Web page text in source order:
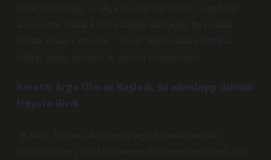
rahatça kullandığı ve sıkça duyduğu bir kelime, aslında bir
argo kelime olarak kabul edilebilir mi? Gelin, bu soruları
birlikte masaya yatırarak, “kerata” kelimesinin toplumsal
dildeki yerini, anlamını ve gücünü sorgulayalım.
Kerata: Argo Olarak Başladı, Sıradanlaşıp Günlük
Hayata Girdi
“Kerata” kelimesi, başlangıçta argo bir anlam taşıyan,
hoşlanılmayan ya da küçümsenen bir insanı tanımlamak için